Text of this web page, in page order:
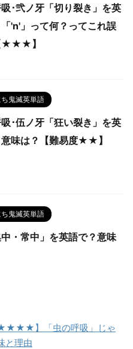
･弐ノ牙「切り裂き」を英
'n'」って何？ってこれ誤
★★★】
ち鬼滅英単語
･伍ノ牙「狂い裂き」を英
味は？【難易度★★】
ち鬼滅英単語
中・常中」を英語で？意味
★★★★】「虫の呼吸」じゃ
と理由